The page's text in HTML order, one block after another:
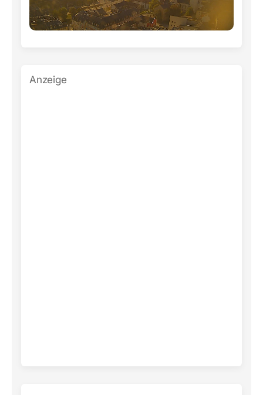
Anzeige